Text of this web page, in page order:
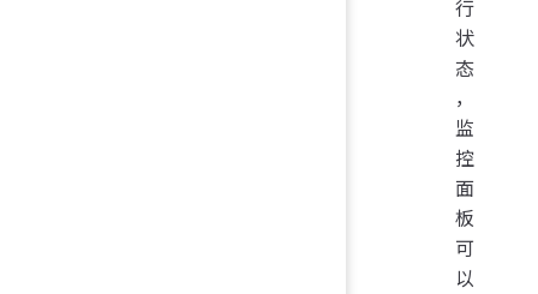
行
状
态
，
监
控
面
板
可
以